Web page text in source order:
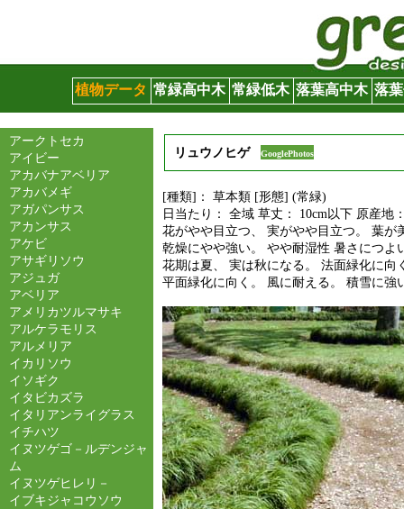
植物データ 常緑高中木 常緑低木 落葉高中木 落
アークトセカ
アイビー
アカバナアベリア
アカバメギ
アガパンサス
アカンサス
アケビ
アサギリソウ
アジュガ
アベリア
アメリカツルマサキ
アルケラモリス
アルメリア
イカリソウ
イソギク
イタビカズラ
イタリアンライグラス
イチハツ
イヌツゲゴ－ルデンジャ
ム
イヌツゲヒレリ－
イブキジャコウソウ
リュウノヒゲ GooglePhotos
[種類]： 草本類 [形態] (常緑)
日当たり： 全域 草丈： 10cm以下 原産地
花がやや目立つ、 実がやや目立つ。 葉が
乾燥にやや強い。 やや耐湿性 暑さにつよ
花期は夏、 実は秋になる。 法面緑化に向
平面緑化に向く。 風に耐える。 積雪に強